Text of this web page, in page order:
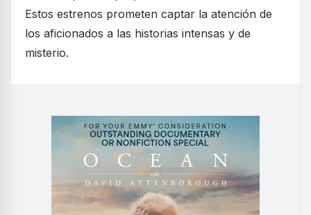
Estos estrenos prometen captar la atención de
los aficionados a las historias intensas y de
misterio.